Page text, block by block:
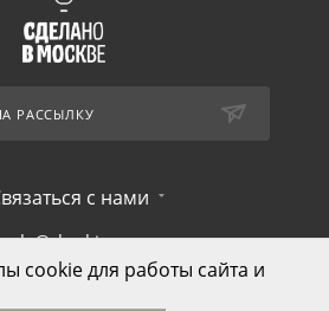
РАССЫЛКУ
с нами
sale@skazkina.com
cookie для работы сайта и